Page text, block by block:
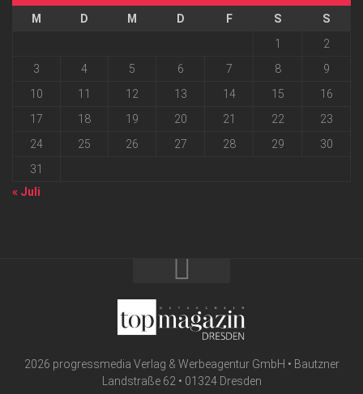
M D M D F S
S
1
2
3
4 5 6 7 8
9
10
11 12 13 14 15
16
17
18 19 20 21 22
23
24
25 26 27 28 29
30
31
« Juli
2026 progressmedia Verlag & Werbeagentur GmbH • Bautzner
Landstraße 62 • 01324 Dresden